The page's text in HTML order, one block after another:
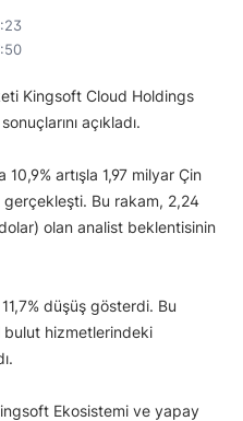
Kingsoft Cloud Holdings
açıkladı.
artışla 1,97 milyar Çin
gerçekleşti. Bu rakam, 2,24
olan analist beklentisinin
düşüş gösterdi. Bu
bulut hizmetlerindeki
Ekosistemi ve yapay